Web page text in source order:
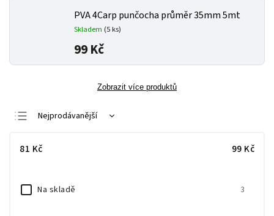
PVA 4Carp punčocha průměr 35mm 5mt
Skladem (5 ks)
99 Kč
Zobrazit více produktů
Nejprodávanější
Nejdražší
81 Kč 99 Kč
Na skladě 3